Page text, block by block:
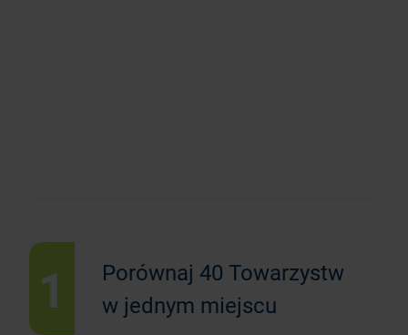
1
Porównaj 40 Towarzystw
w jednym miejscu